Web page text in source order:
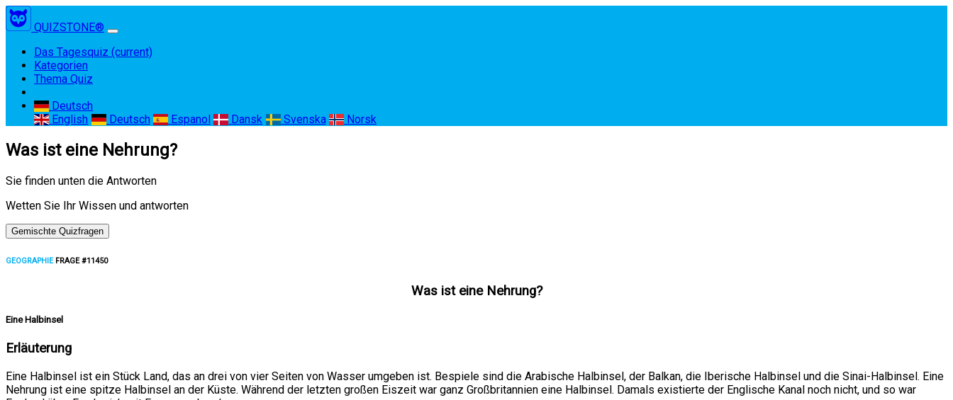
QUIZSTONE®
Das Tagesquiz (current)
Kategorien
Thema Quiz
Deutsch
English
Deutsch Espanol Dansk Svenska Norsk
Was ist eine Nehrung?
Sie finden unten die Antworten
Wetten Sie Ihr Wissen und antworten
Gemischte Quizfragen
GEOGRAPHIEFRAGE #11450
Was ist eine Nehrung?
Eine Halbinsel
Erläuterung
Eine Halbinsel ist ein Stück Land, das an drei von vier Seiten von Wasser umgeben ist. Bespiele sind die Arabische Halbinsel, der Balkan, die Iberische Halbinsel und die Sinai-Halbinsel. Eine
Nehrung ist eine spitze Halbinsel an der Küste. Während der letzten großen Eiszeit war ganz Großbritannien eine Halbinsel. Damals existierte der Englische Kanal noch nicht, und so war